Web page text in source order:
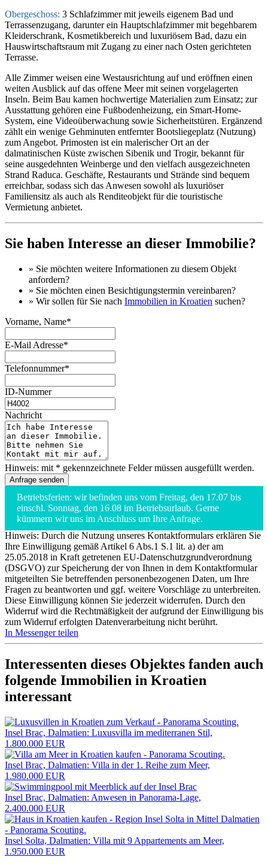
Obergeschoss: 3 Schlafzimmer mit jeweils eigenem Bad und
Terrassenzugang, darunter ein Hauptschlafzimmer mit begehbarem
Kleiderschrank, Kosmetikbereich und luxuriösem Bad, dazu ein
Hauswirtschaftsraum mit Zugang zu einer nach Osten gerichteten
Terrasse.
Alle Zimmer weisen eine Westausrichtung auf und eröffnen einen
weiten Ausblick auf das offene Meer mit seinen vorgelagerten
Inseln. Beim Bau kamen hochwertige Materialien zum Einsatz; zur
Ausstattung gehören eine Fußbodenheizung, ein Smart-Home-
System, eine Videoüberwachung sowie Sicherheitstüren. Ergänzend
zählt ein wenige Gehminuten entfernter Bootsliegeplatz (Nutzung)
zum Angebot. Primosten ist ein malerischer Ort an der
dalmatinischen Küste zwischen Sibenik und Trogir, bekannt für
seine ausgedehnten Weinberge und den vielfach ausgezeichneten
Strand Raduca. Geschäfte, Restaurants und Strände sind bequem
erreichbar, sodass sich das Anwesen sowohl als luxuriöser
Familiensitz als auch als Renditeobjekt für die touristische
Vermietung anbietet.
Sie haben Interesse an dieser Immobilie?
» Sie möchten weitere Informationen zu diesem Objekt
anfordern?
» Sie möchten einen Besichtigungstermin vereinbaren?
» Wir sollen für Sie nach Immobilien in Kroatien suchen?
Vorname, Name*
E-Mail Adresse*
Telefonnummer*
ID-Nummer
Nachricht
Hinweis: mit * gekennzeichnete Felder müssen ausgefüllt werden.
Betriebsferien: wir befinden uns vom Freitag, den 17.07 bis
einschl. Sonntag, den 16.08 im Betriebsurlaub. Gerne
kümmern wir uns im Anschluss um Ihre Anfrage.
Hinweis: Durch die Nutzung unseres Kontaktformulars erklären Sie
Ihre Einwilligung gemäß Artikel 6 Abs.1 S.1 lit. a) der am
25.05.2018 in Kraft getretenen EU-Datenschutzgrundverordnung
(DSGVO) zur Speicherung der von Ihnen in dem Kontaktformular
mitgeteilten Sie betreffenden personenbezogenen Daten, um Ihre
Fragen zu beantworten und ggf. weitere Vorschläge zu unterbreiten.
Diese Einwilligung können Sie jederzeit widerrufen. Durch den
Widerruf wird die Rechtmäßigkeit der aufgrund der Einwilligung bis
zum Widerruf erfolgten Datenverarbeitung nicht berührt.
In Messenger teilen
Interessenten dieses Objektes fanden auch
folgende Immobilien in Kroatien
interessant
Insel Brac, Dalmatien: Luxusvilla im mediterranen Stil,
1.800.000 EUR
Insel Brac, Dalmatien: Villa in der 1. Reihe zum Meer,
1.980.000 EUR
Insel Brac, Dalmatien: Anwesen in Panorama-Lage,
2.400.000 EUR
Insel Solta, Dalmatien: Villa mit 9 Appartements am Meer,
1.950.000 EUR